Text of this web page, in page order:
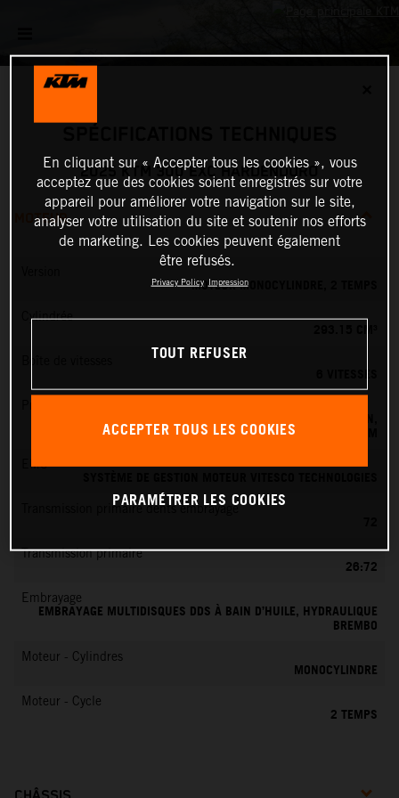
2025 KTM 300 EXC HARDENDURO
MOTEUR
MOTEUR MONOCYLINDRE, 2 TEMPS
Cylindrée
SYSTÈME D'INJECTION ÉLECTRONIQUE DE CARBURANT KEIHIN,
BOÎTIER PAPILLON 39 MM
EMS
Transmission primaire dents embrayage
Transmission primaire
26:72
Embrayage
EMBRAYAGE MULTIDISQUES DDS À BAIN D’HUILE, HYDRAULIQUE
BREMBO
Moteur - Cylindres
MONOCYLINDRE
Moteur - Cycle
2 TEMPS
En cliquant sur « Accepter tous les cookies », vous
acceptez que des cookies soient enregistrés sur votre
appareil pour améliorer votre navigation sur le site,
analyser votre utilisation du site et soutenir nos efforts
de marketing. Les cookies peuvent également
être refusés.
Privacy Policy Impression
TOUT REFUSER
ACCEPTER TOUS LES COOKIES
PARAMÉTRER LES COOKIES